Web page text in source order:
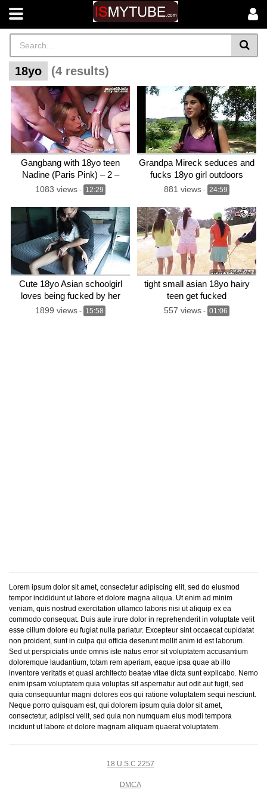
18yo (4 results)
Gangbang with 18yo teen
Nadine (Paris Pink) – 2 –
Trailer
1083 views - 12:29
Grandpa Mireck seduces and
fucks 18yo girl outdoors
881 views - 24:59
Cute 18yo Asian schoolgirl
loves being fucked by her
English teacher – after sex
she plays with his cum on her
1899 views - 15:58
tight small asian 18yo hairy
teen get fucked
557 views - 01:06
Lorem ipsum dolor sit amet, consectetur adipiscing elit, sed do eiusmod
tempor incididunt ut labore et dolore magna aliqua. Ut enim ad minim
veniam, quis nostrud exercitation ullamco laboris nisi ut aliquip ex ea
commodo consequat. Duis aute irure dolor in reprehenderit in voluptate velit
esse cillum dolore eu fugiat nulla pariatur. Excepteur sint occaecat cupidatat
non proident, sunt in culpa qui officia deserunt mollit anim id est laborum.
Sed ut perspiciatis unde omnis iste natus error sit voluptatem accusantium
doloremque laudantium, totam rem aperiam, eaque ipsa quae ab illo
inventore veritatis et quasi architecto beatae vitae dicta sunt explicabo. Nemo
enim ipsam voluptatem quia voluptas sit aspernatur aut odit aut fugit, sed
quia consequuntur magni dolores eos qui ratione voluptatem sequi nesciunt.
Neque porro quisquam est, qui dolorem ipsum quia dolor sit amet,
consectetur, adipisci velit, sed quia non numquam eius modi tempora
incidunt ut labore et dolore magnam aliquam quaerat voluptatem.
18 U.S.C 2257
DMCA